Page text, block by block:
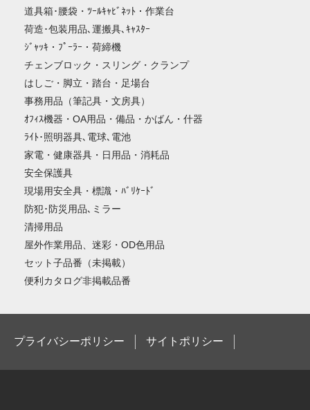
道具箱･腰袋・ﾂｰﾙｷｬﾋﾞﾈｯﾄ・作業台
荷造･包装用品､運搬具､ｷｬｽﾀｰ
ｼﾞｬｯｷ・ﾌﾟｰﾗｰ・荷締機
チェンブロック・スリング・クランプ
はしご・脚立・踏台・足場台
事務用品（筆記具・文房具）
ｵﾌｨｽ機器・OA用品・備品・かばん・什器
ﾗｲﾄ･照明器具､電球､電池
家電・健康器具・日用品・消耗品
安全保護具
現場用安全具・標識・ﾊﾞﾘｹｰﾄﾞ
防犯･防災用品､ミラー
清掃用品
屋外作業用品、迷彩・OD色用品
セット子品番（未掲載）
便利カタログ非掲載品番
プライバシーポリシー サイトポリシー